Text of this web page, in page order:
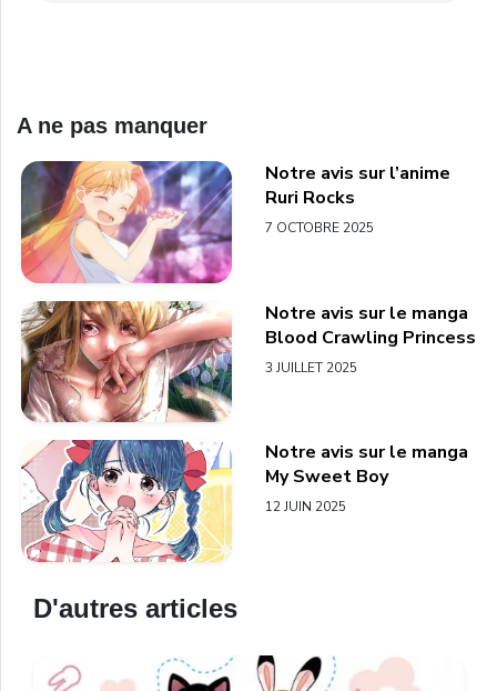
A ne pas manquer
Notre avis sur l’anime
Ruri Rocks
7 OCTOBRE 2025
Notre avis sur le manga
Blood Crawling Princess
3 JUILLET 2025
Notre avis sur le manga
My Sweet Boy
12 JUIN 2025
D'autres articles